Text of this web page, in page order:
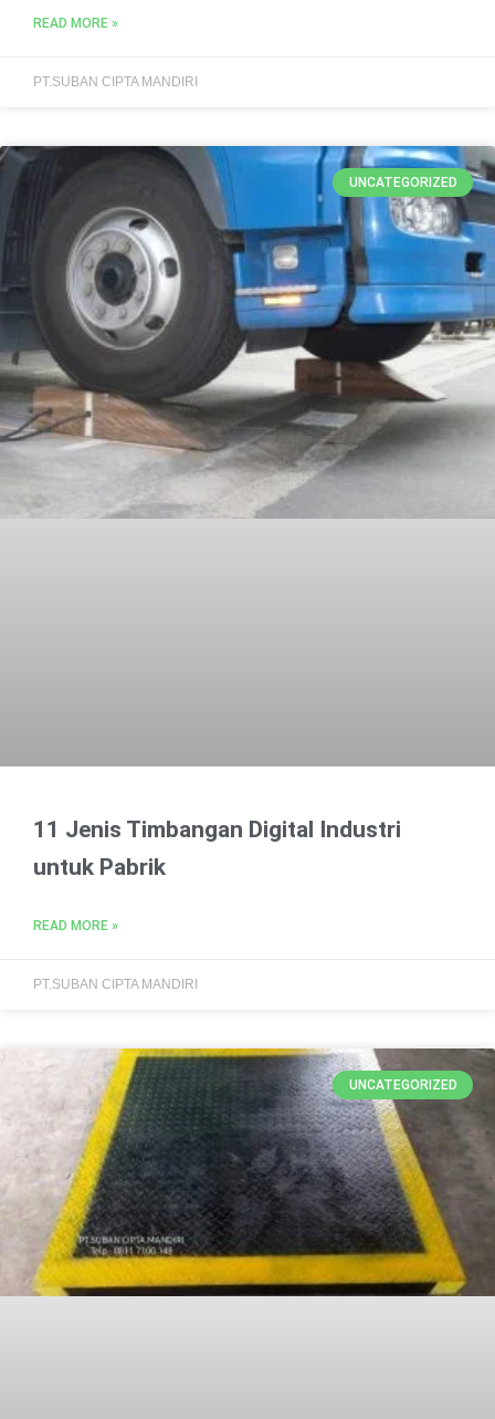
READ MORE »
PT.SUBAN CIPTA MANDIRI
UNCATEGORIZED
11 Jenis Timbangan Digital Industri
untuk Pabrik
READ MORE »
PT.SUBAN CIPTA MANDIRI
UNCATEGORIZED